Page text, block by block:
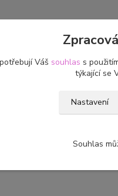
v kategoriích
Váš souhlas s
týkající se
Nastavení
Souhlas